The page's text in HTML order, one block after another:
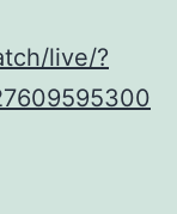
live/?